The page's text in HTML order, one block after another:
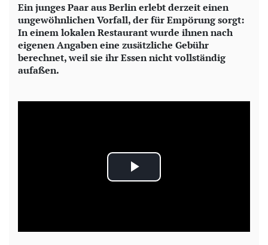
Ein junges Paar aus Berlin erlebt derzeit einen
ungewöhnlichen Vorfall, der für Empörung sorgt:
In einem lokalen Restaurant wurde ihnen nach
eigenen Angaben eine zusätzliche Gebühr
berechnet, weil sie ihr Essen nicht vollständig
aufaßen.
P
a